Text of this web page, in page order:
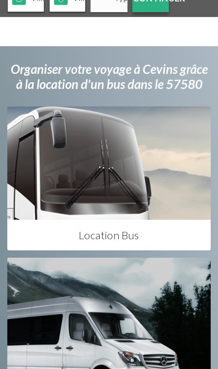
Organiser votre voyage à Cevins grâce
à la location d'un bus dans le 57580
Location Bus